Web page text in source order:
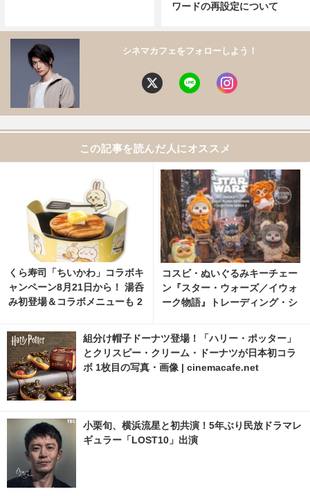
ワードの再設定について
シネマカフェをフォローしよう！
この記事を読んだ人にオススメ
くら寿司「ちいかわ」コラボキ
ャンペーン8月21日から！ 湯呑
み初登場＆コラボメニューも 2
e.net
コスビ・ぬいぐるみキーチェー
ン『スター・ウォーズ／イウォ
ーク物語』トレーディング・シ
真・画像 | cinemacafe.net
組分け帽子ドーナツ登場！「ハリー・ポッター」
とクリスピー・クリーム・ドーナツが日本初コラ
ボ 1枚目の写真・画像 | cinemacafe.net
小栗旬、横浜流星と初共演！5年ぶり民放ドラマレ
ギュラー「LOST10」出演